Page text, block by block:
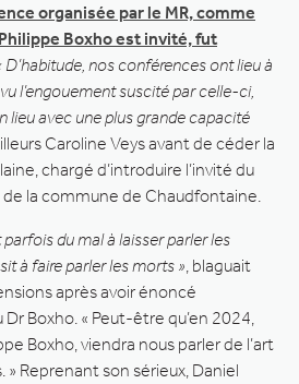
organisée par le MR, comme
Boxho est invité, fut
D’habitude, nos conférences ont lieu à
l’engouement suscité par celle-ci,
lieu avec une plus grande capacité
Caroline Veys avant de céder la
chargé d’introduire l’invité du
de la commune de Chaudfontaine.
du mal à laisser parler les
à faire parler les morts » , blaguait
après avoir énoncé
Boxho. « Peut-être qu’en 2024,
Boxho, viendra nous parler de l’art
Reprenant son sérieux, Daniel